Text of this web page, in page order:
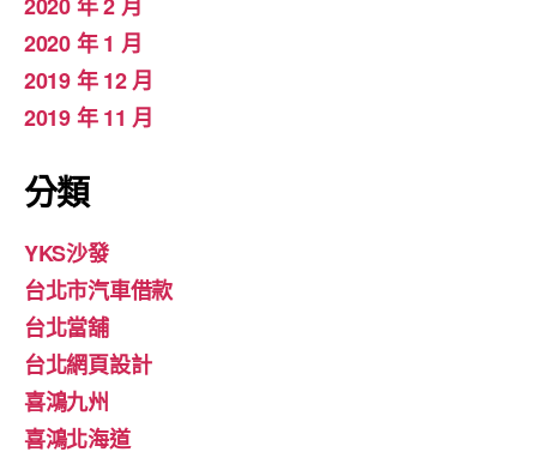
2020 年 1 月
2019 年 12 月
2019 年 11 月
分類
YKS沙發
台北市汽車借款
台北當舖
台北網頁設計
喜鴻九州
喜鴻北海道